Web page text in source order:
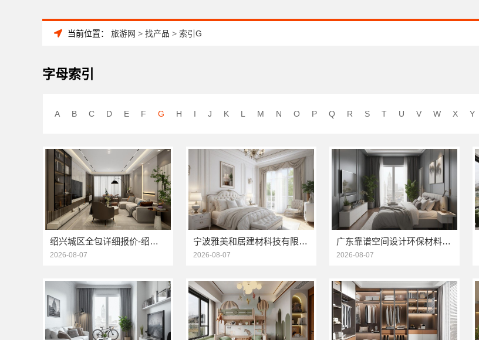
当前位置： 旅游网 > 找产品 > 索引G
字母索引
A B C D E F G H I J K L M N O P Q R S T U V W X Y
绍兴城区全包详细报价-绍兴卓鑫装饰材料有限公司透明报价
2026-08-07
宁波雅美和居建材科技有限公司-整装全包厨卫改造设计
2026-08-07
广东靠谱空间设计环保材料，广东鼎饰空间装饰工程有限公司
2026-08-07